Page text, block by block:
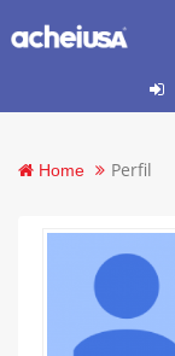
Home Perfil